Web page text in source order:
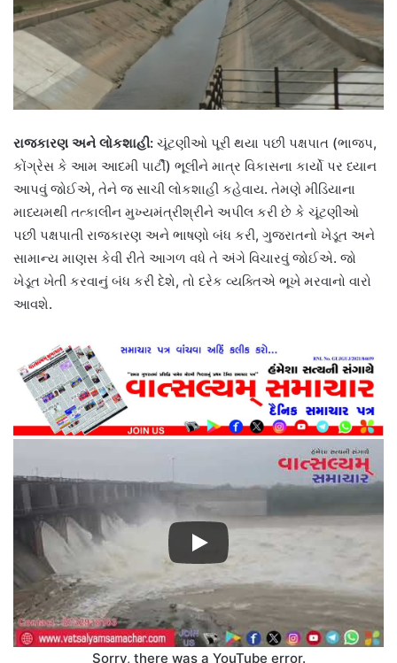
રાજકારણ અને લોકશાહી: ચૂંટણીઓ પૂરી થયા પછી પક્ષપાત (ભાજપ,
કોંગ્રેસ કે આમ આદમી પાર્ટી) ભૂલીને માત્ર વિકાસના કાર્યો પર ધ્યાન
આપવું જોઈએ, તેને જ સાચી લોકશાહી કહેવાય. તેમણે મીડિયાના
માધ્યમથી તત્કાલીન મુખ્યમંત્રીશ્રીને અપીલ કરી છે કે ચૂંટણીઓ
પછી પક્ષપાતી રાજકારણ અને ભાષણો બંધ કરી, ગુજરાતનો ખેડૂત અને
સામાન્ય માણસ કેવી રીતે આગળ વધે તે અંગે વિચારવું જોઈએ. જો
ખેડૂત ખેતી કરવાનું બંધ કરી દેશે, તો દરેક વ્યક્તિએ ભૂખે મરવાનો વારો
આવશે.
Sorry, there was a YouTube error.